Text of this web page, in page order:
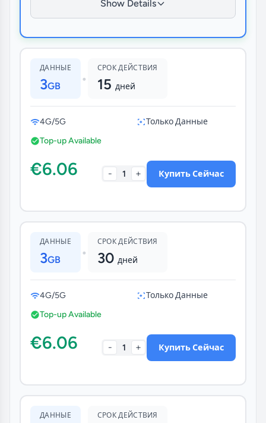
Show Details
ДАННЫЕ
3GB •
СРОК ДЕЙСТВИЯ
15 дней
4G/5G
Только Данные
Top-up Available
€6.06 - 1 + Купить Сейчас
ДАННЫЕ
3GB •
СРОК ДЕЙСТВИЯ
30 дней
4G/5G
Только Данные
Top-up Available
€6.06 - 1 + Купить Сейчас
ДАННЫЕ СРОК ДЕЙСТВИЯ